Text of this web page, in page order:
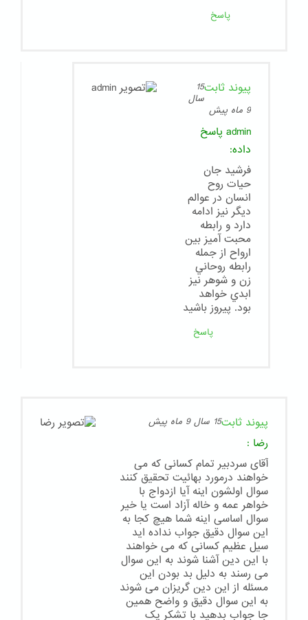
پاسخ
پیوند ثابت15
سال
9 ماه پیش
admin پاسخ
داده:
فرشيد جان
حيات روح
انسان در عوالم
ديگر نيز ادامه
دارد و رابطه
محبت آميز بين
ارواح از جمله
رابطه روحاني
زن و شوهر نيز
ابدي خواهد
بود. پيروز باشيد
پاسخ
پیوند ثابت15 سال 9 ماه پیش
رضا :
آقای سردبیر تمام کسانی که می
خواهند درمورد بهائیت تحقیق کنند
سوال اولشون اینه آیا ازدواج با
خواهر عمه و خاله آزاد است یا خیر
سوال اساسی اینه شما هیچ کجا به
این سوال دقیق جواب نداده اید
سیل عظیم کسانی که می خواهند
با این دین آشنا شوند به این سوال
می رسند به دلیل بد بودن این
مسئله از این دین گریزان می شوند
به این سوال دقیق و واضح همین
جا جواب بدهید با تشکر یک